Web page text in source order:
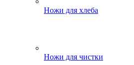
Ножи для хлеба
Ножи для чистки